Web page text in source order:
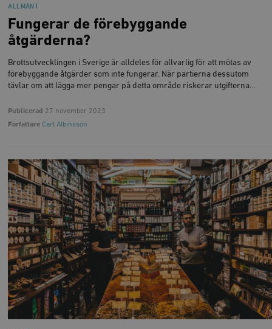
ALLMÄNT
Fungerar de förebyggande
åtgärderna?
Brottsutvecklingen i Sverige är alldeles för allvarlig för att mötas av
förebyggande åtgärder som inte fungerar. När partierna dessutom
tävlar om att lägga mer pengar på detta område riskerar utgifterna…
Publicerad 27 november 2023
Författare Carl Albinsson